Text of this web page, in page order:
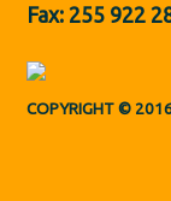
Fax: 255 922
COPYRIGHT ©